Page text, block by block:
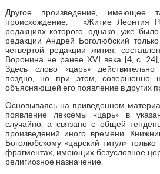
Другое произведение, имеющее
происхождение, – «Житие Леонтия
редакциях которого, однако, уже
редакции Андрей Боголюбский
четвертой редакции жития,
Воронина не ранее XVI века [4, с.
Здесь слово «царь» действительно
поздно, но при этом, совершенно
объясняющей его появление в других
Основываясь на приведенном
появление лексемы «царь» в
случайно, а связано с общей
произведений иного времени.
Боголюбскому «царский титул»
фрагментах, имеющих безусловное
религиозное назначение.